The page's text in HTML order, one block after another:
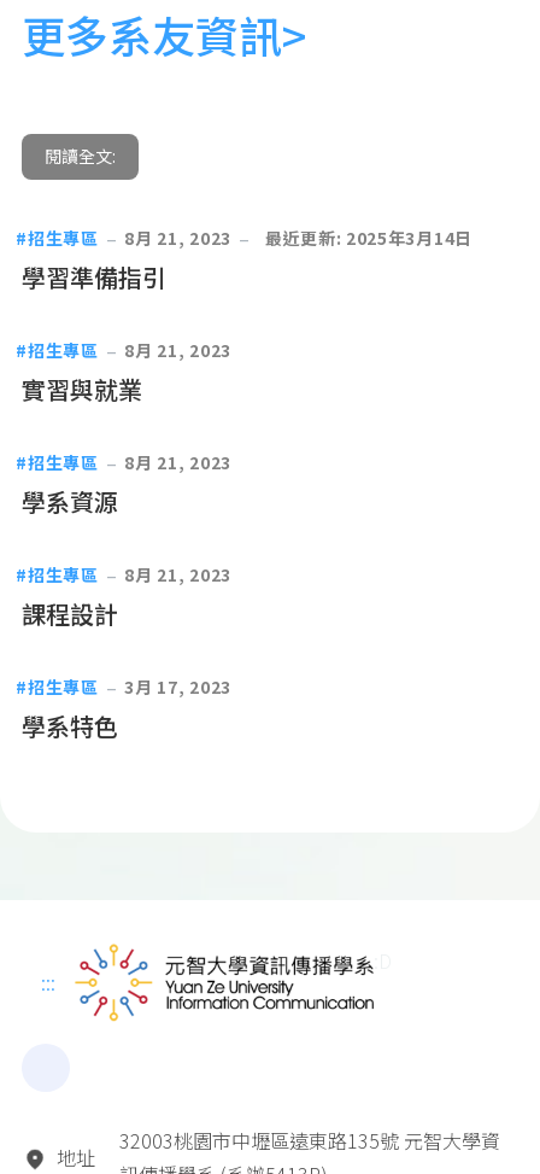
更多系友資訊>
閱讀全文:
招生專區 8月 21, 2023 最近更新: 2025年3月14日
學習準備指引
招生專區 8月 21, 2023
實習與就業
招生專區 8月 21, 2023
學系資源
招生專區 8月 21, 2023
課程設計
招生專區 3月 17, 2023
學系特色
:::
地址
32003桃園市中壢區遠東路135號 元智大學資